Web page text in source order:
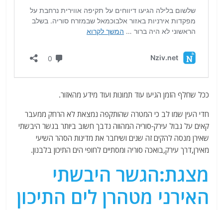
ככל שחלף הזמן הגיעו עוד תמונות ועוד מידע מהאזור.
חדי העין שמו לב כי המטרה שהותקפה נמצאת לא הרחק ממעבר
קאים על גבול עירק-סוריה המהווה נדבך חשוב ביותר בגשר היבשתי
שאירן מנסה להקים זה שנים ושיחבר את מדינות הסהר השיעי
מאירן,דרך עירק,בואכה סוריה ומסתיים לחופי הים התיכון בלבנון.
מצגת:הגשר היבשתי
האירני מטהרן לים התיכון